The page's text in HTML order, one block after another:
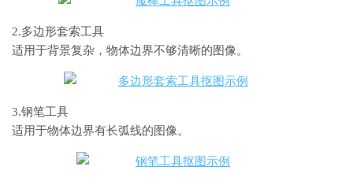
2.多边形套索工具
适用于背景复杂，物体边界不够清晰的图像。
3.钢笔工具
适用于物体边界有长弧线的图像。